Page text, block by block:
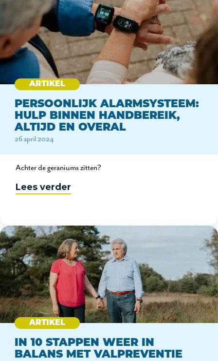
ARTIKEL
PERSOONLIJK ALARMSYSTEEM:
HULP BINNEN HANDBEREIK,
ALTIJD EN OVERAL
26 april 2024
Achter de geraniums zitten?
Lees verder
ARTIKEL
IN 10 STAPPEN WEER IN
BALANS MET VALPREVENTIE